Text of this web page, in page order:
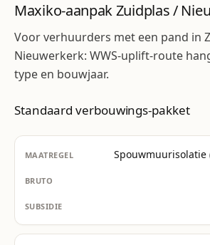
Maxiko-aanpak Zuidplas /
Voor verhuurders met een pand in
Nieuwerkerk: WWS-uplift-route
type en bouwjaar.
Standaard verbouwings-pakket
Spouwmuurisolatie